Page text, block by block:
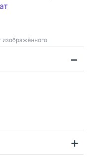
изображённого